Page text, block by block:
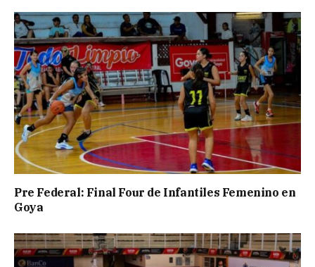
Pre Federal: Final Four de Infantiles Femenino en
Goya